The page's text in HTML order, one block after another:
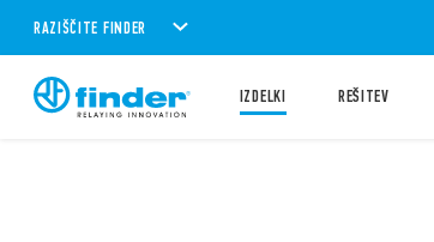
RAZIŠČITE FINDER
IZDELKI REŠITEV